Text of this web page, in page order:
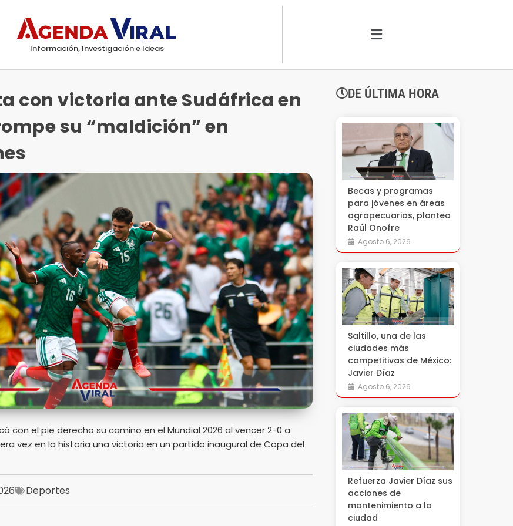
Información, Investigación e Ideas
con victoria ante Sudáfrica en
su “maldición” en
con el pie derecho su camino en el Mundial 2026 al vencer 2-0 a
vez en la historia una victoria en un partido inaugural de Copa del
Deportes
DE ÚLTIMA HORA
Becas y programas
para jóvenes en áreas
agropecuarias, plantea
Raúl Onofre
Agosto 6, 2026
Saltillo, una de las
ciudades más
competitivas de México:
Javier Díaz
Agosto 6, 2026
Refuerza Javier Díaz sus
acciones de
mantenimiento a la
ciudad